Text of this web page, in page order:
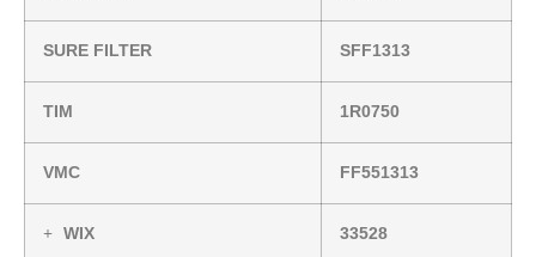
SURE FILTER SFF1313
TIM 1R0750
VMC FF551313
WIX 33528